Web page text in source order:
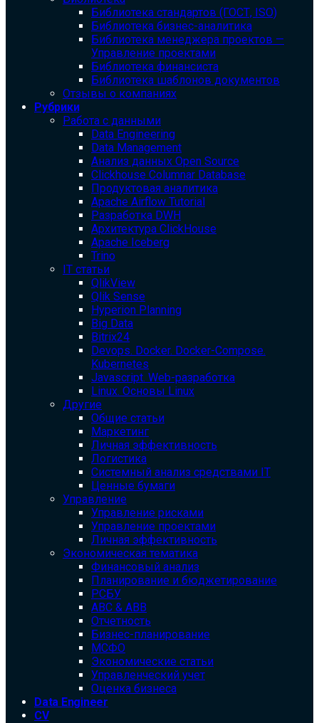
Библиотека cтандартов (ГОСТ, ISO)
Библиотека бизнес-аналитика
Библиотека менеджера проектов —
Управление проектами
Библиотека финансиста
Библиотека шаблонов документов
Отзывы о компаниях
Рубрики
Работа с данными
Data Engineering
Data Management
Анализ данных Open Source
Clickhouse Columnar Database
Продуктовая аналитика
Apache Airflow Tutorial
Разработка DWH
Архитектура ClickHouse
Apache Iceberg
Trino
IT статьи
QlikView
Qlik Sense
Hyperion Planning
Big Data
Bitrix24
Devops. Docker. Docker-Compose.
Kubernetes
Javascript. Web-разработка
Linux. Основы Linux
Другие
Общие статьи
Маркетинг
Личная эффективность
Логистика
Системный анализ средствами IT
Ценные бумаги
Управление
Управление рисками
Управление проектами
Личная эффективность
Экономическая тематика
Финансовый анализ
Планирование и бюджетирование
РСБУ
ABC & ABB
Отчетность
Бизнес-планирование
МСФО
Экономические статьи
Управленческий учет
Оценка бизнеса
Data Engineer
CV